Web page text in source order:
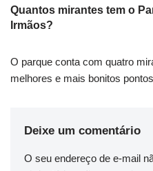
Quantos mirantes tem o
Irmãos?
O parque conta com quatro
melhores e mais bonitos
Deixe um comentário
O seu endereço de e-mail